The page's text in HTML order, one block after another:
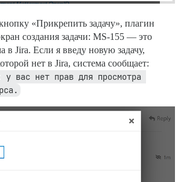
«Прикрепить задачу», плагин
создания задачи: MS-155 — это
в Jira. Если я введу новую задачу,
нет в Jira, система сообщает:
у вас нет прав для просмотра